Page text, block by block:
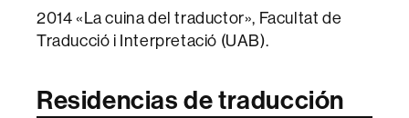
2014 «La cuina del traductor», Facultat de
Traducció i Interpretació (UAB).
Residencias de traducción